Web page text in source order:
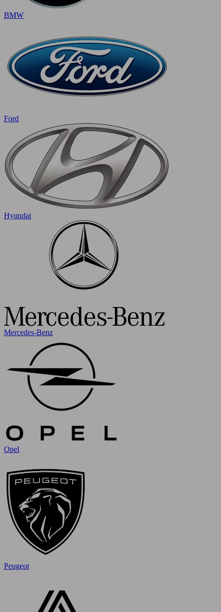
BMW
Ford
Hyundai
Mercedes-Benz
Opel
Peugeot